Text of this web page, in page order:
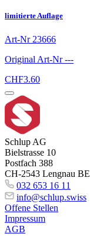
limitierte Auflage
Art-Nr 23666
Original Art-Nr---
CHF3.60
Schlup AG
Bielstrasse 10
Postfach 388
CH-2543 Lengnau BE
032 653 16 11
info@schlup.swiss
Offene Stellen
Impressum
AGB